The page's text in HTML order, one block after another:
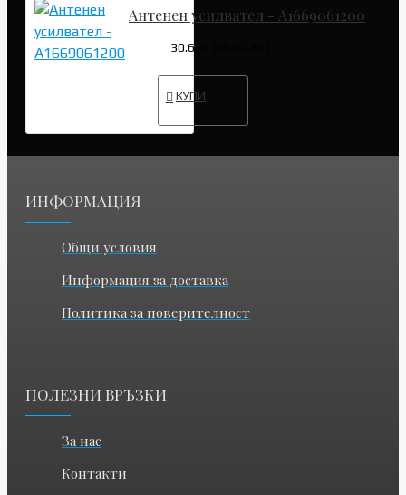
Антенен усилвател - A1669061200
30.68€ (60.00 лв.)
КУПИ
ИНФОРМАЦИЯ
Общи условия
Информация за доставка
Политика за поверителност
ПОЛЕЗНИ ВРЪЗКИ
За нас
Контакти